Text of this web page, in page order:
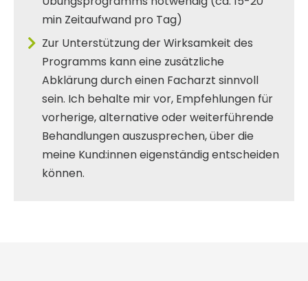
min Zeitaufwand pro Tag)
Zur Unterstützung der Wirksamkeit des
Programms kann eine zusätzliche
Abklärung durch einen Facharzt sinnvoll
sein. Ich behalte mir vor, Empfehlungen für
vorherige, alternative oder weiterführende
Behandlungen auszusprechen, über die
meine Kund:innen eigenständig entscheiden
können.